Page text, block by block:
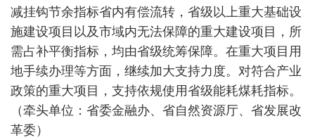
减挂钩节余指标省内有偿流转，省级以上重大基础设
施建设项目以及市域内无法保障的重大建设项目，所
需占补平衡指标，均由省级统筹保障。在重大项目用
地手续办理等方面，继续加大支持力度。对符合产业
政策的重大项目，支持依规使用省级能耗煤耗指标。
（牵头单位：省委金融办、省自然资源厅、省发展改
革委）